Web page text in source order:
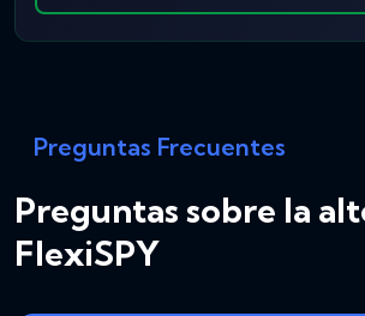
Preguntas Frecuentes
Preguntas sobre la
FlexiSPY